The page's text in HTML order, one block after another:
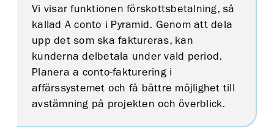
Vi visar funktionen förskottsbetalning, så
kallad A conto i Pyramid. Genom att dela
upp det som ska faktureras, kan
kunderna delbetala under vald period.
Planera a conto-fakturering i
affärssystemet och få bättre möjlighet till
avstämning på projekten och överblick.